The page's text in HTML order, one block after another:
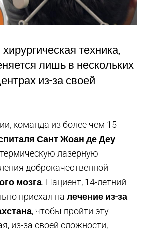
техника,
лишь в нескольких
из-за своей
команда из более чем 15
Сант Жоан де Деу
лазерную
доброкачественной
мозга. Пациент, 14-летний
приехал на лечение из-за
, чтобы пройти эту
из-за своей сложности,